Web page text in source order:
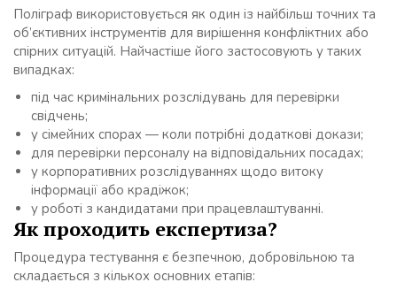
Поліграф використовується як один із найбільш точних та
об’єктивних інструментів для вирішення конфліктних або
спірних ситуацій. Найчастіше його застосовують у таких
випадках:
під час кримінальних розслідувань для перевірки
свідчень;
у сімейних спорах — коли потрібні додаткові докази;
для перевірки персоналу на відповідальних посадах;
у корпоративних розслідуваннях щодо витоку
інформації або крадіжок;
у роботі з кандидатами при працевлаштуванні.
Як проходить експертиза?
Процедура тестування є безпечною, добровільною та
складається з кількох основних етапів: